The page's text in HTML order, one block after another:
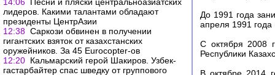
лидеров. Какими талантами обладают
президенты ЦентрАзии
12:38 Саркози обвинен в получении
гигантских взяток от казахстанских
оружейников. За 45 Eurocopter-ов
12:20 Кальмарский герой Шакиров. Узбек-
гастарбайтер спас шведку от группового
До 1991 года
апреля 1991 года
С октября 2008
Республики